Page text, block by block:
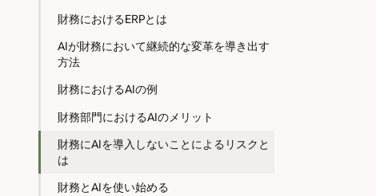
財務におけるERPとは
AIが財務において継続的な変革を導き出す
方法
財務におけるAIの例
財務部門におけるAIのメリット
財務にAIを導入しないことによるリスクと
は
財務とAIを使い始める